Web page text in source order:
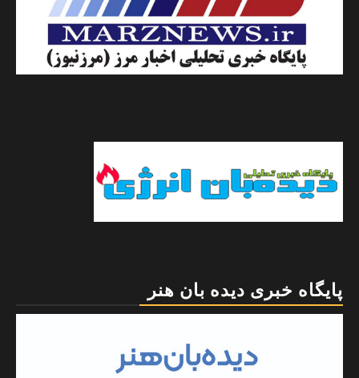
پایگاه خبری دیده بان هنر